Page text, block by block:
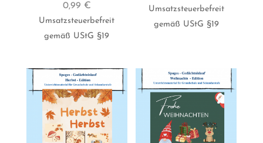
0,99 €
Umsatzsteuerbefreit
gemäß UStG §19
Umsatzsteuerbefreit
gemäß UStG §19